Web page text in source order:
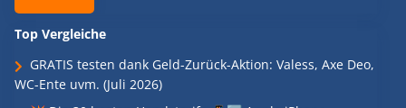
Top Vergleiche
GRATIS testen dank Geld-Zurück-Aktion: Valess, Axe Deo,
WC-Ente uvm. (Juli 2026)